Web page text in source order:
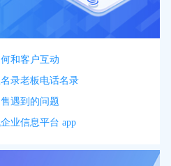
和客户互动
录老板电话名录
遇到的问题
业信息平台 app